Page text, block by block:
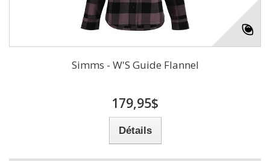
Simms - W'S Guide Flannel
179,95$
Détails